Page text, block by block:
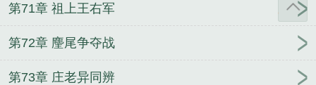
第71章 祖上王右军
第72章 麈尾争夺战
第73章 庄老异同辨